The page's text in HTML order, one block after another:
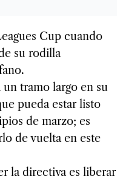
Cup cuando
su rodilla
tramo largo en su
pueda estar listo
de marzo; es
de vuelta en este
la directiva es liberar